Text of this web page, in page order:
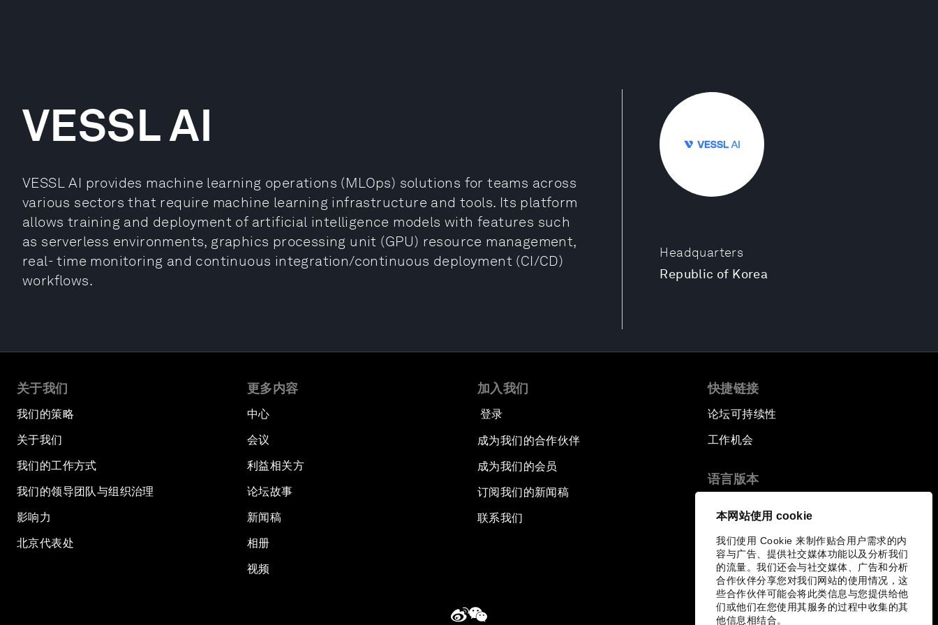
本网站使用 cookie
我们使用 Cookie 来制作贴合用户需求的内
容与广告、提供社交媒体功能以及分析我们
的流量。我们还会与社交媒体、广告和分析
合作伙伴分享您对我们网站的使用情况，这
些合作伙伴可能会将此类信息与您提供给他
们或他们在您使用其服务的过程中收集的其
他信息相结合。
Headquarters
Republic of Korea
VESSL AI
VESSL AI provides machine learning operations (MLOps) solutions for teams across
various sectors that require machine learning infrastructure and tools. Its platform
allows training and deployment of artificial intelligence models with features such
as serverless environments, graphics processing unit (GPU) resource management,
real- time monitoring and continuous integration/continuous deployment (CI/CD)
workflows.
关于我们
我们的策略
关于我们
我们的工作方式
我们的领导团队与组织治理
影响力
北京代表处
更多内容
中心
会议
利益相关方
论坛故事
新闻稿
相册
视频
加入我们
登录
成为我们的合作伙伴
成为我们的会员
订阅我们的新闻稿
联系我们
快捷链接
论坛可持续性
工作机会
语言版本